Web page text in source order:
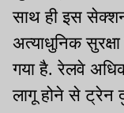
साथ ही इस
अत्याधुनिक
गया है. रेलवे
लागू होने से ट्रेन